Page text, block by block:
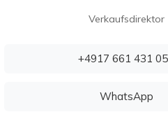
Verkaufsdirektor
+4917 661 431
WhatsApp